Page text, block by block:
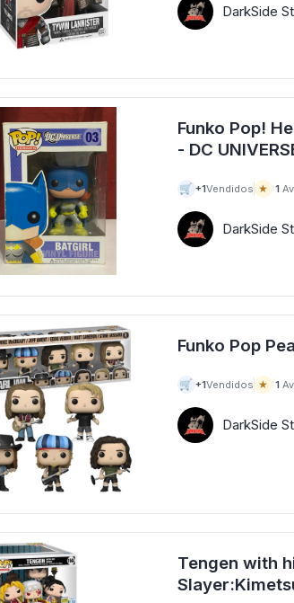
DarkSide
Funko Pop!
🛒 +1Vendidos ★ 1
DarkSide
🛒 +1Vendidos ★ 1
DarkSide
Tengen with